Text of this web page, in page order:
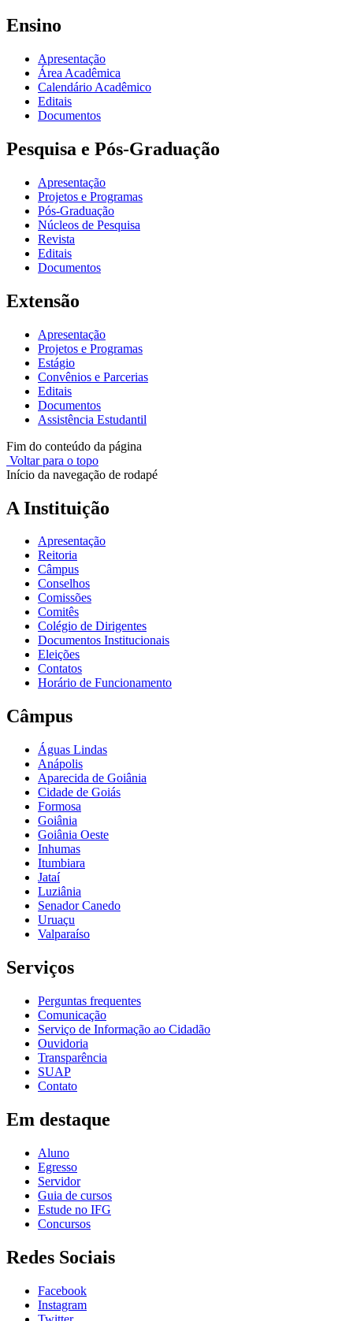
Ensino
Apresentação
Área Acadêmica
Calendário Acadêmico
Editais
Documentos
Pesquisa e Pós-Graduação
Apresentação
Projetos e Programas
Pós-Graduação
Núcleos de Pesquisa
Revista
Editais
Documentos
Extensão
Apresentação
Projetos e Programas
Estágio
Convênios e Parcerias
Editais
Documentos
Assistência Estudantil
Fim do conteúdo da página
Voltar para o topo
Início da navegação de rodapé
A Instituição
Apresentação
Reitoria
Câmpus
Conselhos
Comissões
Comitês
Colégio de Dirigentes
Documentos Institucionais
Eleições
Contatos
Horário de Funcionamento
Câmpus
Águas Lindas
Anápolis
Aparecida de Goiânia
Cidade de Goiás
Formosa
Goiânia
Goiânia Oeste
Inhumas
Itumbiara
Jataí
Luziânia
Senador Canedo
Uruaçu
Valparaíso
Serviços
Perguntas frequentes
Comunicação
Serviço de Informação ao Cidadão
Ouvidoria
Transparência
SUAP
Contato
Em destaque
Aluno
Egresso
Servidor
Guia de cursos
Estude no IFG
Concursos
Redes Sociais
Facebook
Instagram